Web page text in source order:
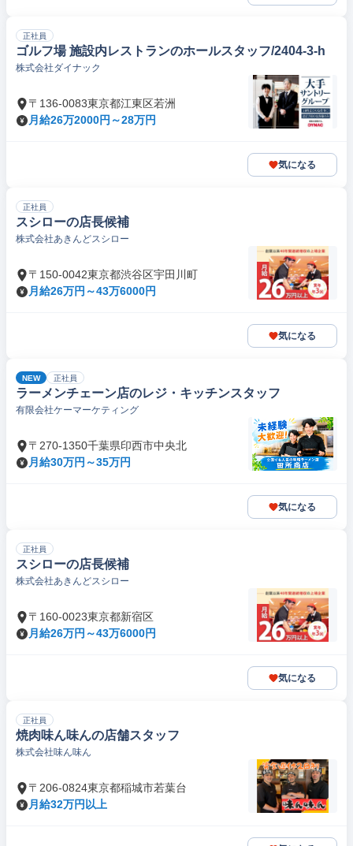
正社員
ゴルフ場 施設内レストランのホールスタッフ/2404-3-h
株式会社ダイナック
〒136-0083東京都江東区若洲
月給26万2000円～28万円
気になる
正社員
スシローの店長候補
株式会社あきんどスシロー
〒150-0042東京都渋谷区宇田川町
月給26万円～43万6000円
気になる
NEW 正社員
ラーメンチェーン店のレジ・キッチンスタッフ
有限会社ケーマーケティング
〒270-1350千葉県印西市中央北
月給30万円～35万円
気になる
正社員
スシローの店長候補
株式会社あきんどスシロー
〒160-0023東京都新宿区
月給26万円～43万6000円
気になる
正社員
焼肉味ん味んの店舗スタッフ
株式会社味ん味ん
〒206-0824東京都稲城市若葉台
月給32万円以上